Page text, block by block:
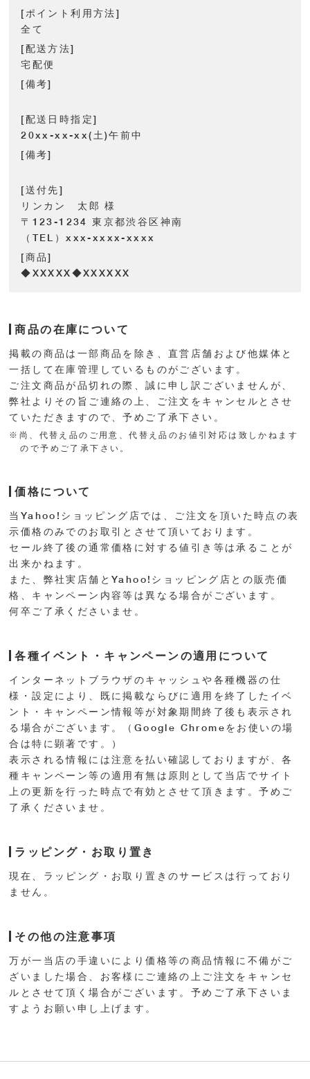
[ポイント利用方法]
全て
[配送方法]
宅配便
[備考]
[配送日時指定]
20xx-xx-xx(土)午前中
[備考]
[送付先]
リンカン 太郎 様
〒123-1234 東京都渋谷区神南
（TEL）xxx-xxxx-xxxx
[商品]
◆XXXXX◆XXXXXX
商品の在庫について
掲載の商品は一部商品を除き、直営店舗および他媒体と
一括して在庫管理しているものがございます。
ご注文商品が品切れの際、誠に申し訳ございませんが、
弊社よりその旨ご連絡の上、ご注文をキャンセルとさせ
ていただきますので、予めご了承下さい。
※尚、代替え品のご用意、代替え品のお値引対応は致しかねます
ので予めご了承下さい。
価格について
当Yahoo!ショッピング店では、ご注文を頂いた時点の表
示価格のみでのお取引とさせて頂いております。
セール終了後の通常価格に対する値引き等は承ることが
出来かねます。
また、弊社実店舗とYahoo!ショッピング店との販売価
格、キャンペーン内容等は異なる場合がございます。
何卒ご了承くださいませ。
各種イベント・キャンペーンの適用について
インターネットブラウザのキャッシュや各種機器の仕
様・設定により、既に掲載ならびに適用を終了したイベ
ント・キャンペーン情報等が対象期間終了後も表示され
る場合がございます。（Google Chromeをお使いの場
合は特に顕著です。）
表示される情報には注意を払い確認しておりますが、各
種キャンペーン等の適用有無は原則として当店でサイト
上の更新を行った時点で有効とさせて頂きます。予めご
了承くださいませ。
ラッピング・お取り置き
現在、ラッピング・お取り置きのサービスは行っており
ません。
その他の注意事項
万が一当店の手違いにより価格等の商品情報に不備がご
ざいました場合、お客様にご連絡の上ご注文をキャンセ
ルとさせて頂く場合がございます。予めご了承下さいま
すようお願い申し上げます。